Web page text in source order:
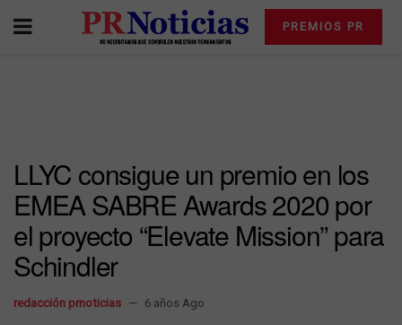
PREMIOS PR
LLYC consigue un premio en los
EMEA SABRE Awards 2020 por
el proyecto “Elevate Mission” para
Schindler
redacción prnoticias 6 años Ago